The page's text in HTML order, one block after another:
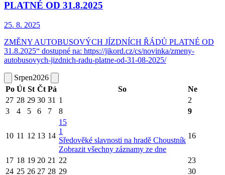
PLATNÉ OD 31.8.2025
25. 8. 2025
ZMĚNY AUTOBUSOVÝCH JÍZDNÍCH ŘÁDŮ PLATNÉ OD
31.8.2025“ dostupné na: https://jikord.cz/cs/novinka/zmeny-
autobusovych-jizdnich-radu-platne-od-31-08-2025/
Srpen2026
Po Út St Čt Pá So
Ne
27 28 29 30 31 1
2
3
4 5 6 7 8 9
10 11 12 13 14
15
1
Sředověké slavnosti na hradě Choustník
Zobrazit všechny záznamy ze dne
16
17 18 19 20 21 22
23
24 25 26 27 28 29
30